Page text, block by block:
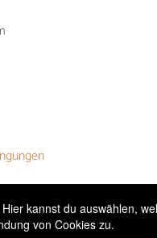
kannst du auswählen,
von Cookies zu.